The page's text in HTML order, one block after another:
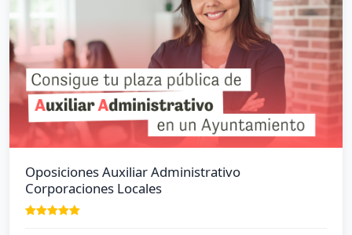
Oposiciones Auxiliar Administrativo
Corporaciones Locales